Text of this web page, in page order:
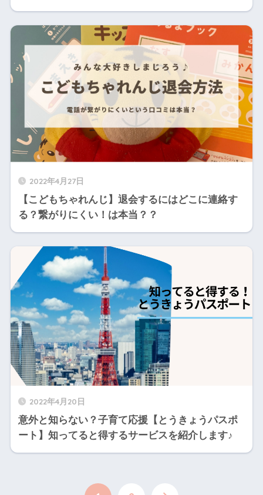
2022年4月27日
【こどもちゃれんじ】退会するにはどこに連絡す
る？繋がりにくい！は本当？？
2022年4月20日
意外と知らない？子育て応援【とうきょうパスポ
ート】知ってると得するサービスを紹介します♪